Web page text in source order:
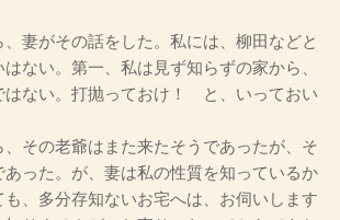
妻がその話をした。私には、柳田などと
ない。第一、私は見ず知らずの家から、
はない。打抛っておけ！ と、いっておい
その老爺はまた来たそうであったが、そ
った。が、妻は私の性質を知っているか
も、多分存知ないお宅へは、お伺いします